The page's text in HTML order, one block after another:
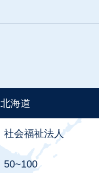
北海道
社会福祉法⼈
50~100